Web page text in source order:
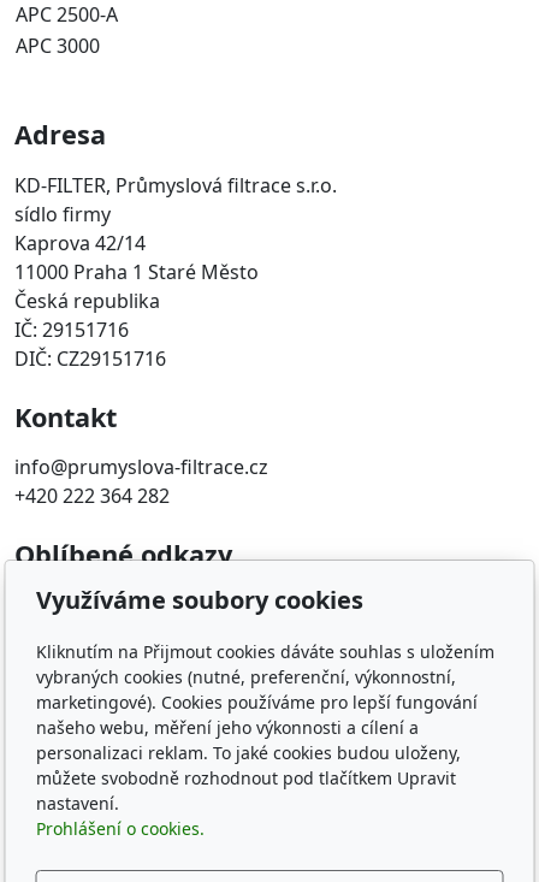
APC 2500-A
APC 3000
Adresa
KD-FILTER, Průmyslová filtrace s.r.o.
sídlo firmy
Kaprova 42/14
11000 Praha 1 Staré Město
Česká republika
IČ: 29151716
DIČ: CZ29151716
Kontakt
info@prumyslova-filtrace.cz
+420 222 364 282
Oblíbené odkazy
Katalog filtrů MANN
FILTR-FILTRY.CZ
FILTER-FILTERS.EU
Vyhledávání filtrů podle rozměru
Sledujte nás
Využíváme soubory cookies
Kliknutím na Přijmout cookies dáváte souhlas s uložením
vybraných cookies (nutné, preferenční, výkonnostní,
marketingové). Cookies používáme pro lepší fungování
našeho webu, měření jeho výkonnosti a cílení a
personalizaci reklam. To jaké cookies budou uloženy,
můžete svobodně rozhodnout pod tlačítkem Upravit
nastavení.
Prohlášení o cookies.